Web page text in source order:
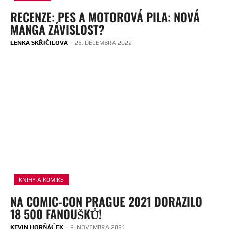
RECENZE: PES A MOTOROVÁ PILA: NOVÁ
MANGA ZÁVISLOST?
LENKA SKŘÍČILOVÁ - 25. DECEMBRA 2022
KNIHY A KOMIKS
NA COMIC-CON PRAGUE 2021 DORAZILO
18 500 FANOUŠKŮ!
KEVIN HORŇÁČEK - 9. NOVEMBRA 2021